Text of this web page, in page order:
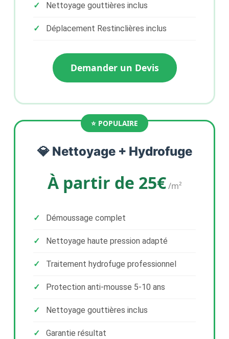
Nettoyage gouttières inclus
Déplacement Restinclières inclus
Demander un Devis
💎 Nettoyage + Hydrofuge
À partir de 25€/m²
Démoussage complet
Nettoyage haute pression adapté
Traitement hydrofuge professionnel
Protection anti-mousse 5-10 ans
Nettoyage gouttières inclus
Garantie résultat